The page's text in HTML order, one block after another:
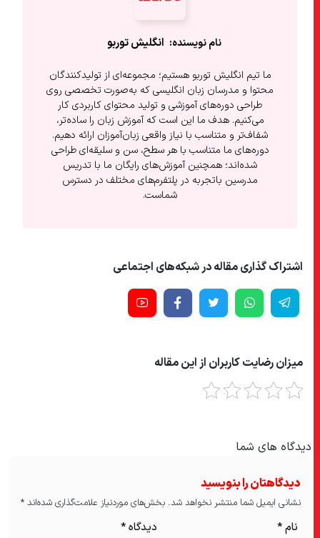
انگلیش‌ توربو
ما تیم انگلیش توربو هستیم؛ مجموعه‌ای از تولیدکنندگان
محتوا و مدرسان زبان انگلیسی که به‌صورت تخصصی روی
طراحی دوره‌های آموزشی و تولید محتوای کاربردی کار
می‌کنیم. هدف ما این است که آموزش زبان را ساده‌تر،
شفاف‌تر و متناسب با نیاز واقعی زبان‌آموزان ارائه دهیم.
دوره‌های ما متناسب با هر سطح، سن و سلیقه‌ای طراحی
شده‌اند؛ همچنین آموزش‌های رایگان ما با تدریس
مدرسین باتجربه در پلتفرم‌های مختلف در دسترس
شماست.
اشتراک گذاری مقاله در شبکه‌های اجتماعی
میزان رضایت کاربران از این مقاله
دیدگاه های شما
دیدگاهتان را بنویسید
نشانی ایمیل شما منتشر نخواهد شد. بخش‌های موردنیاز علامت‌گذاری شده‌اند*
دیدگاه* نام*